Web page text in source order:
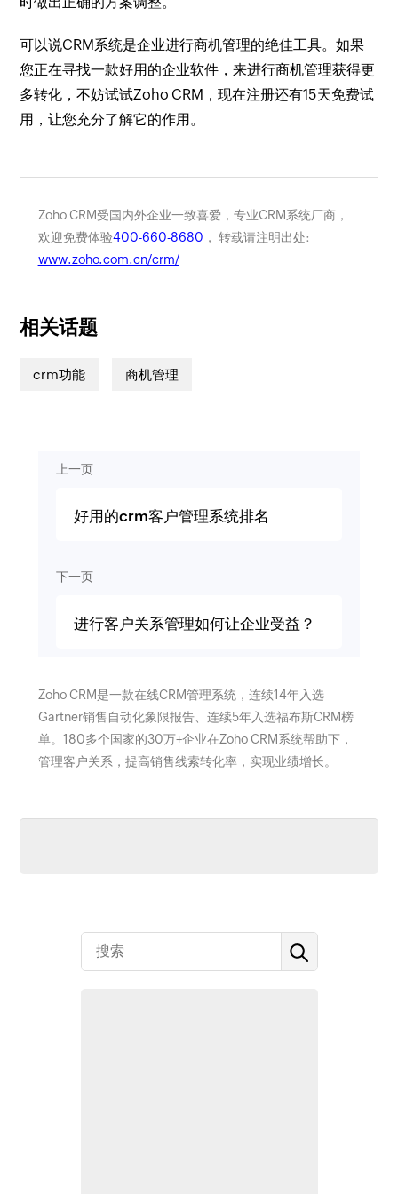
可以说CRM系统是企业进行商机管理的绝佳工具。如果
您正在寻找一款好用的企业软件，来进行商机管理获得更
多转化，不妨试试Zoho CRM，现在注册还有15天免费试
用，让您充分了解它的作用。
Zoho CRM受国内外企业一致喜爱，专业CRM系统厂商，
欢迎免费体验400-660-8680 ， 转载请注明出处:
www.zoho.com.cn/crm/
相关话题
crm功能 商机管理
上一页
好用的crm客户管理系统排名
下一页
进行客户关系管理如何让企业受益？
Zoho CRM是一款在线CRM管理系统，连续14年入选
Gartner销售自动化象限报告、连续5年入选福布斯CRM榜
单。180多个国家的30万+企业在Zoho CRM系统帮助下，
管理客户关系，提高销售线索转化率，实现业绩增长。